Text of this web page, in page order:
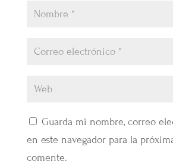
Guarda mi nombre, correo
en este navegador para la
comente.